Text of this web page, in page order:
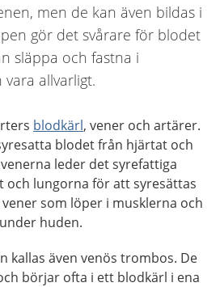
men de kan även bildas i
gör det svårare för blodet
släppa och fastna i
allvarligt.
blodkärl, vener och artärer.
blodet från hjärtat och
leder det syrefattiga
lungorna för att syresättas
som löper i musklerna och
huden.
kallas även venös trombos. De
börjar ofta i ett blodkärl i ena